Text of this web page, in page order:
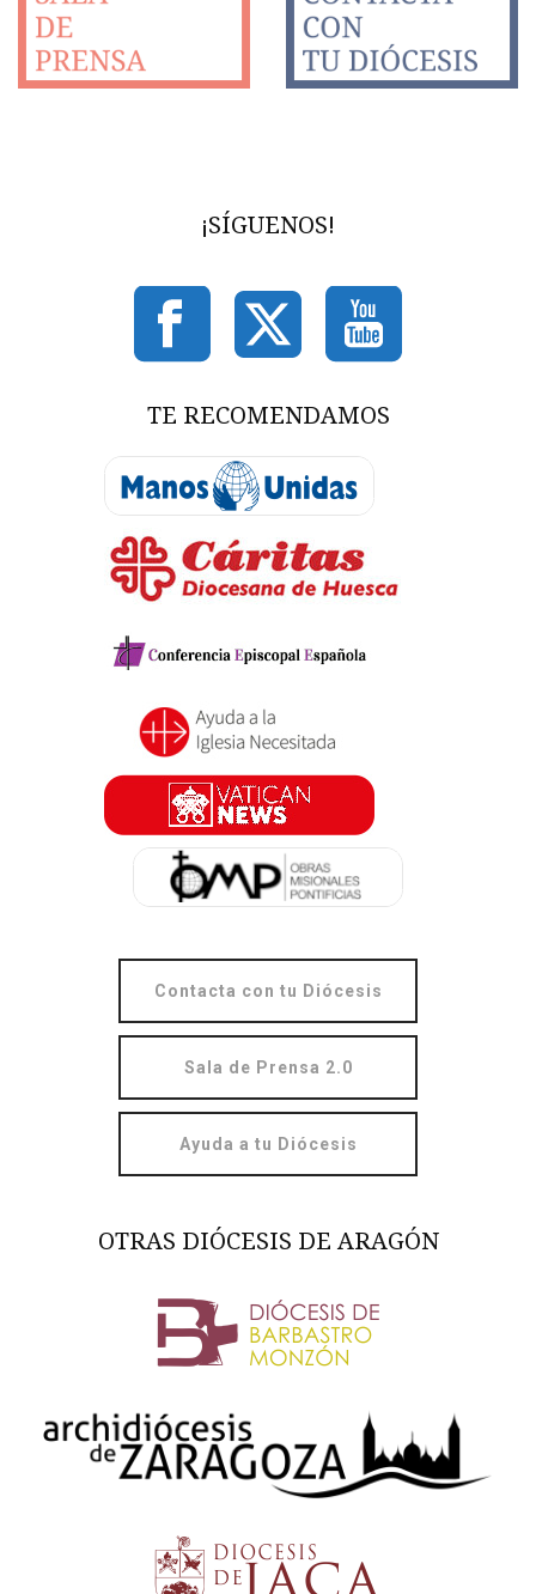
¡SÍGUENOS!
TE RECOMENDAMOS
Contacta con tu Diócesis
Sala de Prensa 2.0
Ayuda a tu Diócesis
OTRAS DIÓCESIS DE ARAGÓN